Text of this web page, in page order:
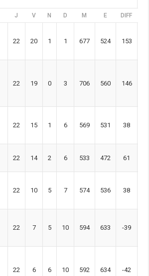
J V N D M E DIFF
22 20 1 1 677 524 153
22 19 0 3 706 560 146
22 15 1 6 569 531 38
22 14 2 6 533 472 61
22 10 5 7 574 536 38
22 7 5 10 594 633 -39
22 6 6 10 592 634 -42